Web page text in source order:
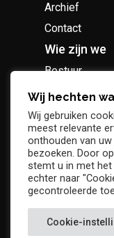
Archief
Contact
Wie zijn we
Bestuur
Geschiedenis
Socio
Wij hechten
Wij gebruiken
meest relevante
onthouden van
bezoeken. Door
stemt u in met het
echter naar
gecontroleerde
Cookie-